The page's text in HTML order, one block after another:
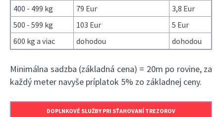
400 - 499 kg
79 Eur
3,8 Eur
500 - 599 kg
103 Eur
5 Eur
600 kg a viac
dohodou dohodou
Minimálna sadzba (základná cena) = 20m po rovine, za
každý meter navyše príplatok 5% zo základnej ceny.
DOPLNKOVÉ SLUŽBY PRI SŤAHOVANÍ TREZOROV